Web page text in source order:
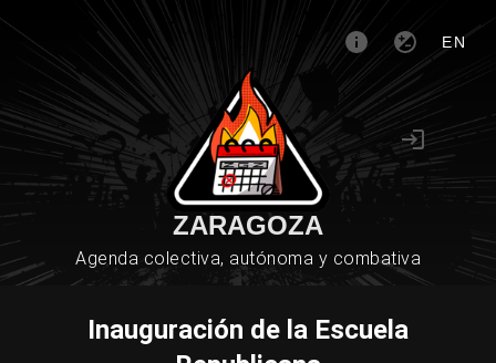
EN
ZARAGOZA
Agenda colectiva, autónoma y combativa
Inauguración de la Escuela